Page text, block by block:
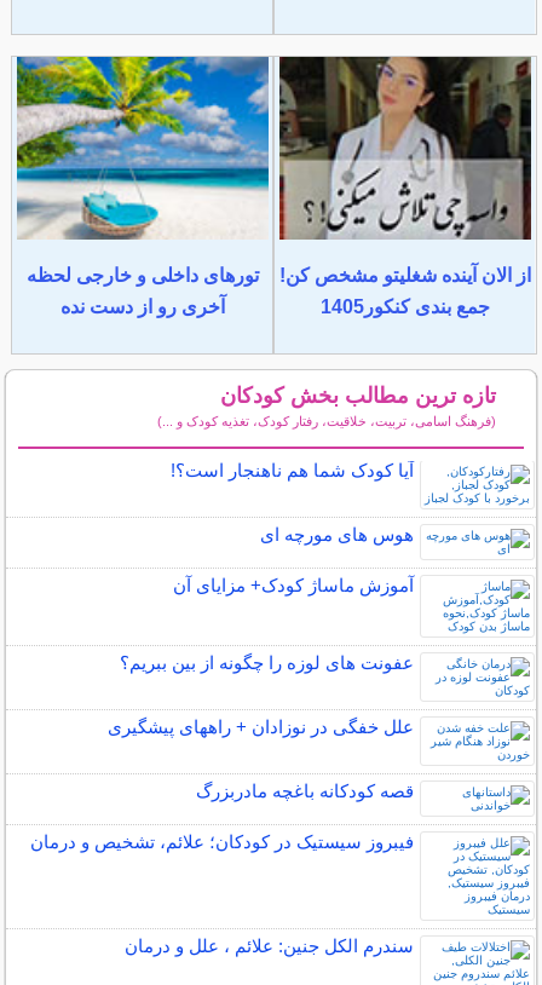
از الان آینده شغلیتو مشخص کن!
جمع بندی کنکور1405
تورهای داخلی و خارجی لحظه
آخری رو از دست نده
تازه ترین مطالب بخش کودکان
(فرهنگ اسامی، تربیت، خلاقیت، رفتار کودک، تغذیه کودک و ...)
آیا کودک شما هم ناهنجار است؟!
هوس های مورچه ای
آموزش ماساژ کودک+ مزایای آن
عفونت های لوزه را چگونه از بین ببریم؟
علل خفگی در نوزادان + راههای پیشگیری
قصه کودکانه باغچه مادربزرگ
فیبروز سیستیک در کودکان؛ علائم، تشخیص و درمان
سندرم الکل جنین: علائم ، علل و درمان